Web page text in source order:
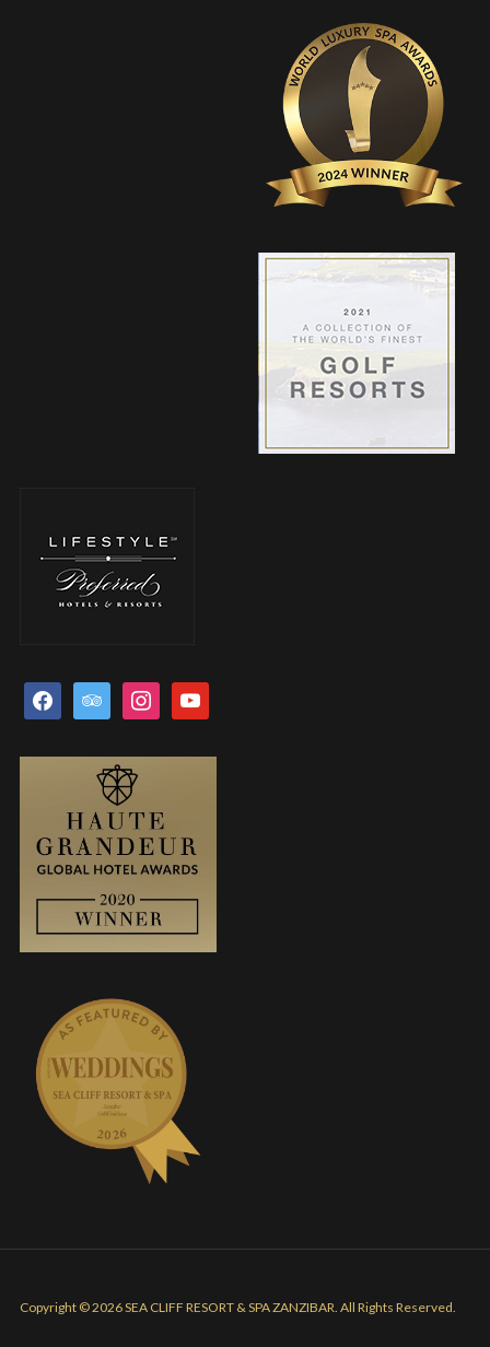
facebooktripadvisorinstagramyoutube